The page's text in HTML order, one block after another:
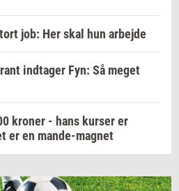
job: Her skal hun arbejde
indtager Fyn: Så meget
kroner - hans kurser er
er en mande-magnet